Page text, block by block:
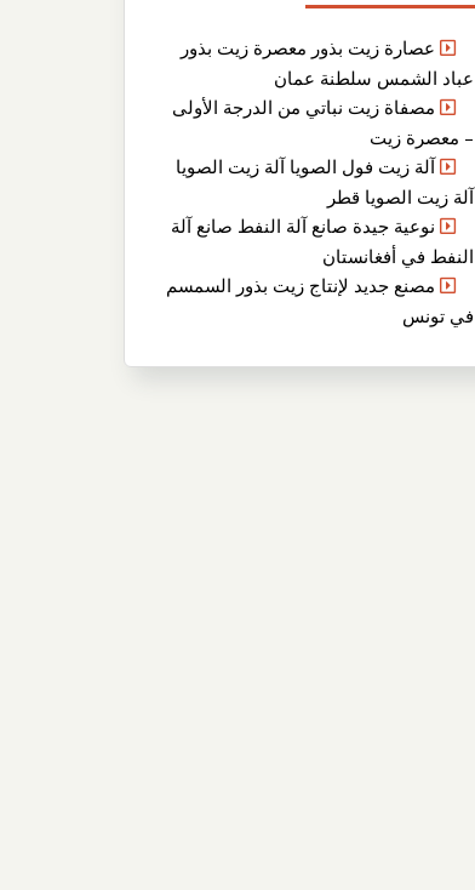
عصارة زيت بذور معصرة زيت بذور
عباد الشمس سلطنة عمان
مصفاة زيت نباتي من الدرجة الأولى
– معصرة زيت
آلة زيت فول الصويا آلة زيت الصويا
آلة زيت الصويا قطر
نوعية جيدة صانع آلة النفط صانع آلة
النفط في أفغانستان
مصنع جديد لإنتاج زيت بذور السمسم
في تونس